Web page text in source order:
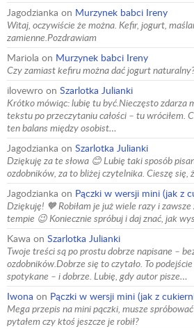
Jagodzianka on Murzynek babci Ireny
Witaj, oczywiście że można. Kefir, jogurt,
zamienne.Pozdrawiam
Mariola on Murzynek babci Ireny
Czy zamiast kefiru można dać jogurt
ilovewro on Szarlotka Julianki
Krótko mówiąc: lubię tu być.Nieczęsto zdarza
tekstu po przeczytaniu całości – tu wróciłem.
ten balans między osobist…
Jagodzianka on Szarlotka Julianki
Dziękuję za te słowa 😊 Lubię taki sposób
ozdobników, za to bliżej czytelnika. Cieszę się,
Jagodzianka on Pączki w wersji mini (jak z
Dziękuję! 🧡 Robiłam je już wiele razy i
tempie 😉 Koniecznie spróbuj i daj znać, jak
Kawa on Szarlotka Julianki
Twoje treści są po prostu dobrze napisane –
ozdobników.Dobrze się to czytało. To
spotykane – i dobrze. Lubię, gdy autor pisze…
Iwona on Pączki w wersji mini (jak z
Mega przepis na mini pączki, musze
pytałem czy ktoś jeszcze je robił?